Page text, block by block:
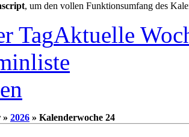
, um den vollen Funktionsumfang des
TagAktuelle
» 2026 » Kalenderwoche 24